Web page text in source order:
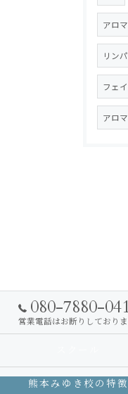
アロ
リン
フェ
アロ
080-7880-
営業電話はお断りしておりま
熊本みゆき校の特徴